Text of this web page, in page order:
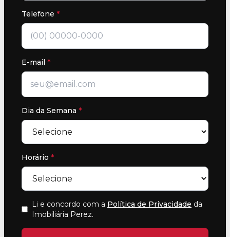
Telefone *
E-mail *
Dia da Semana *
Horário *
Li e concordo com a Política de Privacidade da
Imobiliária Perez.